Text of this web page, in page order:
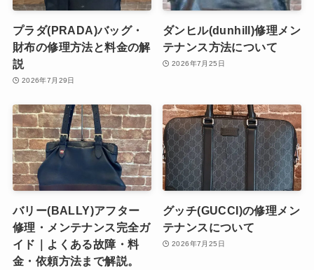
プラダ(PRADA)バッグ・
財布の修理方法と料金の解
説
2026年7月29日
ダンヒル(dunhill)修理メン
テナンス方法について
2026年7月25日
バリー(BALLY)アフター
修理・メンテナンス完全ガ
イド｜よくある故障・料
金・依頼方法まで解説。
グッチ(GUCCI)の修理メン
テナンスについて
2026年7月25日